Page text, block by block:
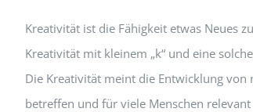
Kreativität ist die Fähigkeit etwas Neues
Kreativität mit kleinem „k“ und eine
Die Kreativität meint die Entwicklung von
betreffen und für viele Menschen